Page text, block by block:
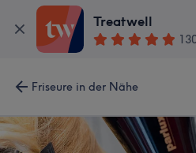
Treatwell
Friseure in der Nähe